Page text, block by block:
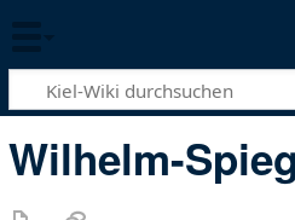
Wilhelm-